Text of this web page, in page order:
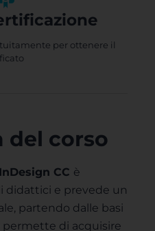
per ottenere il
del corso
CC è
didattici e prevede un
partendo dalle basi
permette di acquisire